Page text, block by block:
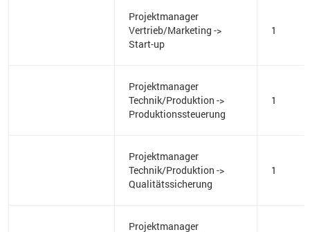
Projektmanager
Vertrieb/Marketing ->
Start-up
1
Projektmanager
Technik/Produktion ->
Produktionssteuerung
1
Projektmanager
Technik/Produktion ->
Qualitätssicherung
1
Projektmanager